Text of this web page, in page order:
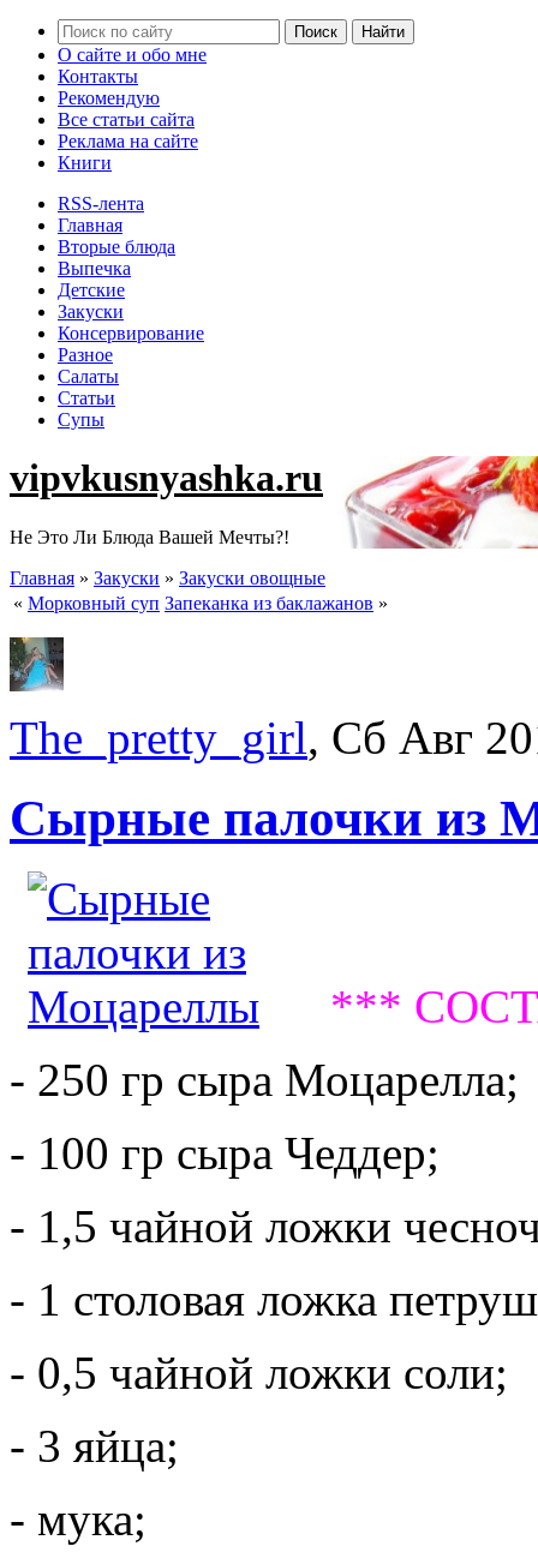
О сайте и обо мне
Контакты
Рекомендую
Все статьи сайта
Реклама на сайте
Книги
RSS-лента
Главная
Вторые блюда
Выпечка
Детские
Закуски
Консервирование
Разное
Салаты
Статьи
Супы
vipvkusnyashka.ru
Не Это Ли Блюда Вашей Мечты?!
Главная » Закуски » Закуски овощные
« Морковный суп Запеканка из баклажанов »
The_pretty_girl, Сб Авг
Сырные палочки из
***
- 250 гр сыра Моцарелла;
- 100 гр сыра Чеддер;
- 1,5 чайной ложки
- 1 столовая ложка
- 0,5 чайной ложки соли;
- 3 яйца;
- мука;